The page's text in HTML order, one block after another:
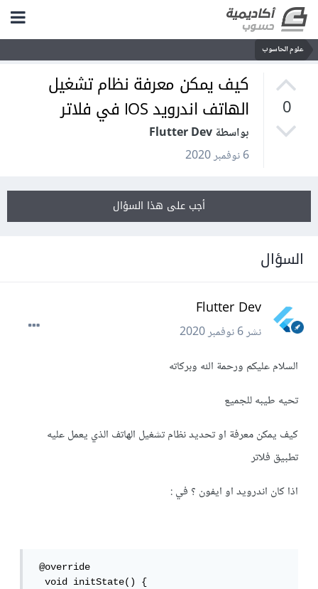
علوم الحاسوب
0
كيف يمكن معرفة نظام تشغيل
الهاتف اندرويد IOS في فلاتر
بواسطة Flutter Dev
6 نوفمبر 2020
أجب على هذا السؤال
السؤال
Flutter Dev
نشر6 نوفمبر 2020
السلام عليكم ورحمة الله وبركاته
تحيه طيبه للجميع
كيف يمكن معرفة او تحديد نظام تشغيل الهاتف الذي يعمل عليه
تطبيق فلاتر
اذا كان اندرويد او ايفون ؟ في :
@override
  void initState() {